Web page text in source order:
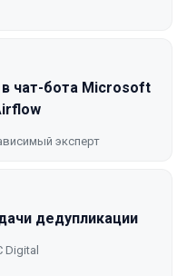
в чат-бота Microsoft
эксперт
дедупликации
Digital